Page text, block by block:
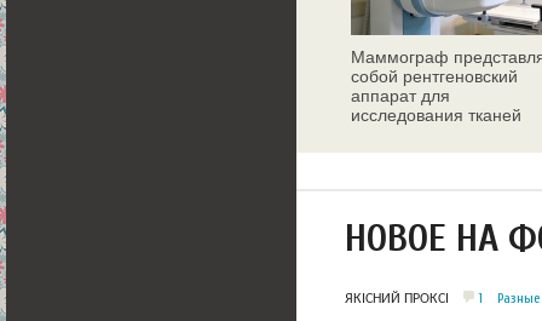
Маммограф
собой рентгеновский
аппарат для
исследования тканей
НОВОЕ НА
ЯКІСНИЙ ПРОКСІ 1